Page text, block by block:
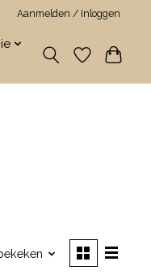
Aanmelden / Inloggen